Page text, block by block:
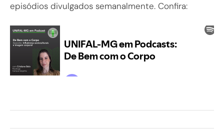
episódios divulgados semanalmente. Confira: